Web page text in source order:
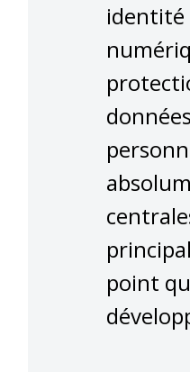
identité
données
point